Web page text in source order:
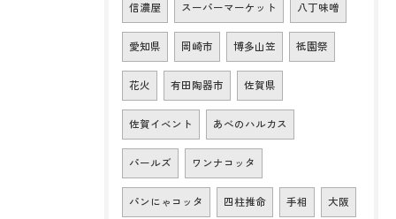
信濃屋 スーパーマーケット 八丁味噌
愛知県 岡崎市 博多山笠 祇園祭
花火 有田陶器市 佐賀県
佐賀イベント あべのハルカス
パールズ ワンナコッタ
パンにゃコッタ 四柱推命 手相 大阪